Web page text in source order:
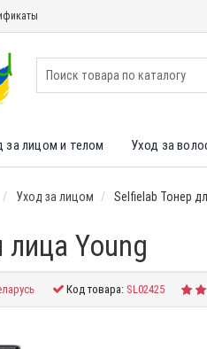
за лицом и телом Уход за
Уход за лицом Selfielab Тонер
Young
Код товара: SL02425